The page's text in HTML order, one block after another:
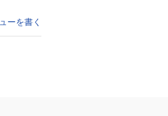
ーを書く